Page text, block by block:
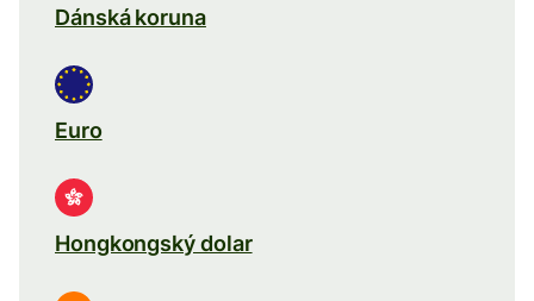
Dánská koruna
Euro
Hongkongský dolar